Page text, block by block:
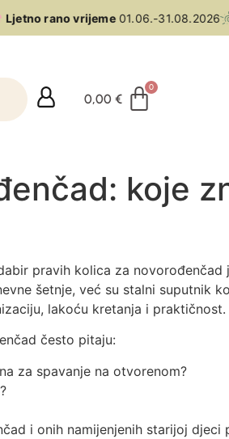
rano vrijeme01.06.-31.08.2026
0,00€
koje
pravih kolica za
šetnje, već su stalni suputnik
lakoću kretanja i praktičnost.
često pitaju:
za spavanje na otvorenom?
i onih namijenjenih starijoj